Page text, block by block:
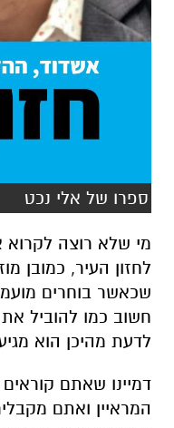
ספרו של אלי נכט
מי שלא רוצה לקרוא
לחזון העיר, כמובן
שכאשר בוחרים
חשוב כמו להוביל
לדעת מהיכן הוא
דמיינו שאתם
המראיין ואתם